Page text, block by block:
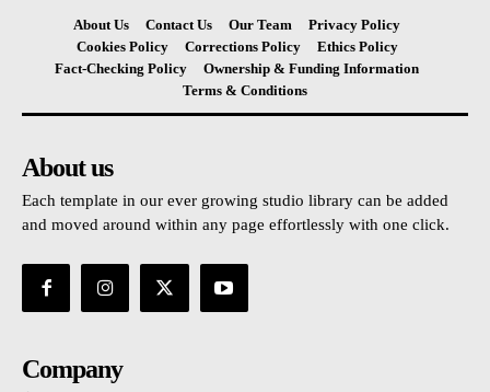
About Us Contact Us Our Team
Privacy Policy
Cookies Policy
Corrections Policy
Ethics Policy
Fact-Checking Policy
Ownership & Funding Information
Terms & Conditions
About us
Each template in our ever growing studio library can be added
and moved around within any page effortlessly with one click.
Company